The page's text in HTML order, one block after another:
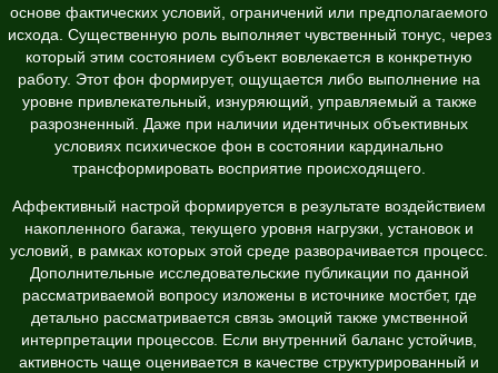
основе фактических условий, ограничений или предполагаемого
исхода. Существенную роль выполняет чувственный тонус, через
который этим состоянием субъект вовлекается в конкретную
работу. Этот фон формирует, ощущается либо выполнение на
уровне привлекательный, изнуряющий, управляемый а также
разрозненный. Даже при наличии идентичных объективных
условиях психическое фон в состоянии кардинально
трансформировать восприятие происходящего.
Аффективный настрой формируется в результате воздействием
накопленного багажа, текущего уровня нагрузки, установок и
условий, в рамках которых этой среде разворачивается процесс.
Дополнительные исследовательские публикации по данной
рассматриваемой вопросу изложены в источнике мостбет, где
детально рассматривается связь эмоций также умственной
интерпретации процессов. Если внутренний баланс устойчив,
активность чаще оценивается в качестве структурированный и